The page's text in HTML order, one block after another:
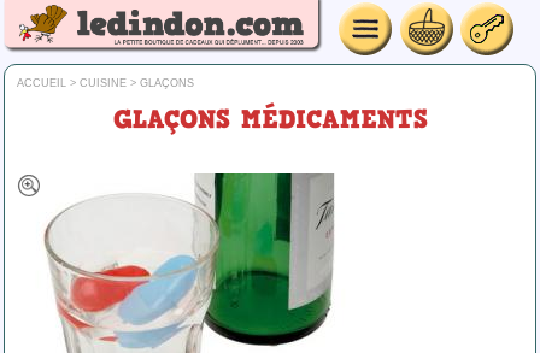
ACCUEIL > CUISINE > GLAÇONS
GLAÇONS MÉDICAMENTS